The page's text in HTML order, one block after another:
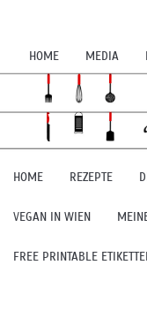
HOME MEDIA
HOME REZEPTE
VEGAN IN WIEN
FREE PRINTABLE